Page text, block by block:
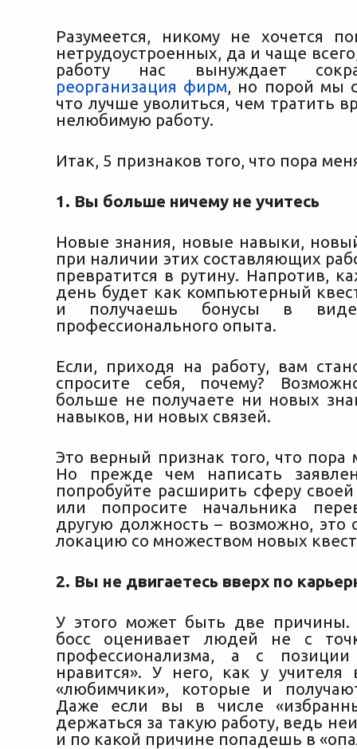
Разумеется, никому не хочется
нетрудоустроенных, да и чаще
работу нас вынуждает
реорганизация фирм, но порой мы
что лучше уволиться, чем тратить
нелюбимую работу.
Итак, 5 признаков того, что пора
1. Вы больше ничему не учитесь
Новые знания, новые навыки,
при наличии этих составляющих
превратится в рутину. Напротив,
день будет как компьютерный
и получаешь бонусы в виде
профессионального опыта.
Если, приходя на работу, вам
спросите себя, почему?
больше не получаете ни новых
навыков, ни новых связей.
Это верный признак того, что пора
Но прежде чем написать
попробуйте расширить сферу
или попросите начальника
другую должность – возможно, это
локацию со множеством новых
2. Вы не двигаетесь вверх по
У этого может быть две
босс оценивает людей не с
профессионализма, а с позиции
нравится». У него, как у учителя
«любимчики», которые и
Даже если вы в числе
держаться за такую работу, ведь
и по какой причине попадешь в